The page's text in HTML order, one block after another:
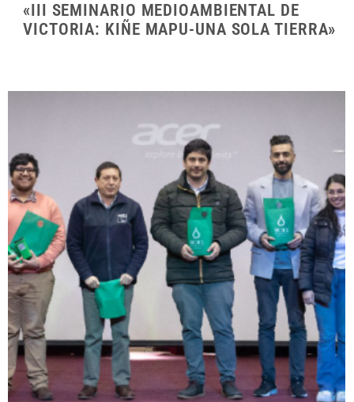
«III SEMINARIO MEDIOAMBIENTAL DE
VICTORIA: KIÑE MAPU-UNA SOLA TIERRA»